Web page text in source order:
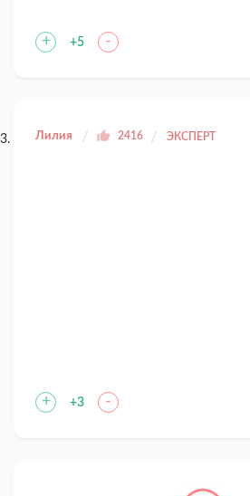
+ +5 -
Лилия 2416 ЭКСПЕРТ
+ +3 -